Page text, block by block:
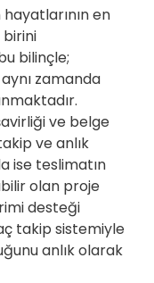
en
birini
bilinçle;
zamanda
ve belge
ve anlık
ise teslimatın
olan proje
desteği
takip sistemiyle
anlık olarak